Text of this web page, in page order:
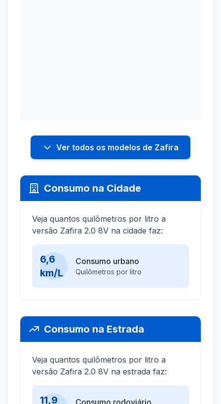
Ver todos os modelos de Zafira
Consumo na Cidade
Veja quantos quilômetros por litro a
versão Zafira 2.0 8V na cidade faz:
6,6
km/L
Consumo urbano
Quilômetros por litro
Consumo na Estrada
Veja quantos quilômetros por litro a
versão Zafira 2.0 8V na estrada faz:
11,9